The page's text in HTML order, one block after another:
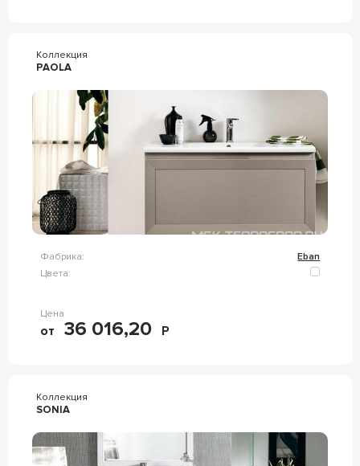
Коллекция
PAOLA
Фабрика:
Eban
Цвета:
Цена
от 36 016,20 Р
Коллекция
SONIA